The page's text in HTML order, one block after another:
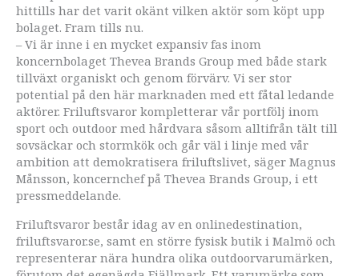
hittills har det varit okänt vilken aktör som köpt upp
bolaget. Fram tills nu.
– Vi är inne i en mycket expansiv fas inom
koncernbolaget Thevea Brands Group med både stark
tillväxt organiskt och genom förvärv. Vi ser stor
potential på den här marknaden med ett fåtal ledande
aktörer. Friluftsvaror kompletterar vår portfölj inom
sport och outdoor med hårdvara såsom alltifrån tält till
sovsäckar och stormkök och går väl i linje med vår
ambition att demokratisera friluftslivet, säger Magnus
Månsson, koncernchef på Thevea Brands Group, i ett
pressmeddelande.
Friluftsvaror består idag av en onlinedestination,
friluftsvaror.se, samt en större fysisk butik i Malmö och
representerar nära hundra olika outdoorvarumärken,